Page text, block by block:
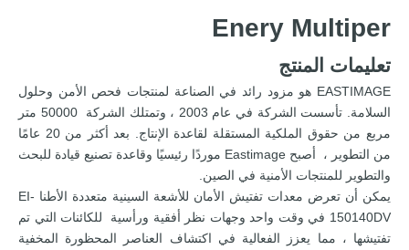
Enery Multiper
تعليمات المنتج
EASTIMAGE هو مزود رائد في الصناعة لمنتجات فحص الأمن وحلول
السلامة. تأسست الشركة في عام 2003 ، وتمتلك الشركة 50000 متر
مربع من حقوق الملكية المستقلة لقاعدة الإنتاج. بعد أكثر من 20 عامًا
من التطوير ، أصبح Eastimage موردًا رئيسيًا وقاعدة تصنيع قيادة للبحث
والتطوير للمنتجات الأمنية في الصين.
يمكن أن تعرض معدات تفتيش الأمان للأشعة السينية متعددة الأطنا EI-
150140DV في وقت واحد وجهات نظر أفقية ورأسية للكائنات التي تم
تفتيشها ، مما يعزز الفعالية في اكتشاف العناصر المحظورة المخفية